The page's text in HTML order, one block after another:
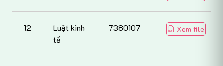
12
Luật kinh
tế
7380107 Xem file